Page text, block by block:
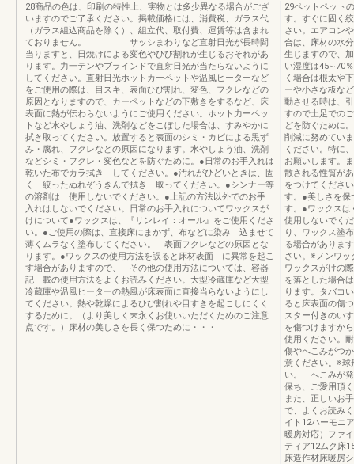
28商品の色は、印刷の特性上、実物とは多少異なる場合がござ
いますのでご了承ください。掲載価格には、消費税、ガラス代
（ガラス組込商品を除く）、組立代、取付費、運賃等は含まれ
ておりません。 サッシまわりなど直射日光が長時間
当りますと、日焼けによる変色やひび割れが生じるおそれがあ
ります。力一テンやブラインドで直射日光が当たらないように
してください。直射日光ホットカーペットや温風ヒーターなど
をご使用の際は、目スキ、表面ひび割れ、変色、フクレなどの
原因となりますので、カーペットなどの下敷きをするなど、床
表面に熱が伝わらないようにご使用ください。ホット力ーペッ
トなど水やしょう油、洗剤などをこぼした場合は、すみやかに
拭き取ってください。放置すると表面のシミ・カビによる黒ず
み・腐れ、フクレなどの原因になります。水やしょう油、洗剤
などシミ・フクレ・変色などを防ぐために。●日常のお手入れは
乾いた布でカラ拭き してください。●汚れがひどいときは、固
く 絞ったぬれぞうきんで拭き 取ってください。●シンナー等
の溶剤は 使用しないでください。●上記の方法以外でのお手
入れはしないでください。日常のお手入れについてワックスが
けについて●ワックスは、『リンレイ：オール』をご使用くださ
い。●ご使用の際は、直接床にまかず、布などに染み 込ませて
薄くムラなく塗布してください。 表面フクレなどの原因とな
ります。●ワックスの使用方法を誤ると床材表面 に異常を起こ
す場合がありますので、 その他の使用方法については、容器
記 載の使用方法をよくお読みください。大型冷蔵庫など大型
冷蔵庫や温風ヒーターの熱風が床表面に直接当らないようにし
てください。熱や乾燥によるひび割れや目すきを起こしにくく
するために。（より美しく末永くお使いいただくためのご注意
点です。）床材の美しさを長く保つために・・・
29ペットペット
す。すぐに固く
さい。エアコン
合は、床材の水
生じますので、
い湿度は45∼70
く場合は根太や
ーや小さな板な
動させる時は、
すので土足での
どを防ぐために
削減に努めてい
ください。特に
お願いします。
散される性質が
をつけてくださ
す。●美しさを保
す。●ワックスは
使用しないでく
り、ワックス塗
る場合がありま
さい。※ノンワ
ワックスがけの
を落とした場合
ります。タバコ
ると床表面の傷
スター付きのい
を傷つけますか
使用ください。
傷やへこみがつ
意ください。※球
い。 へこみが発
保ち、ご愛用頂
また、正しいお
で、よくお読み
イト12ハーモニ
暖房対応）ファ
ティア12ムク床
床造作材床暖房